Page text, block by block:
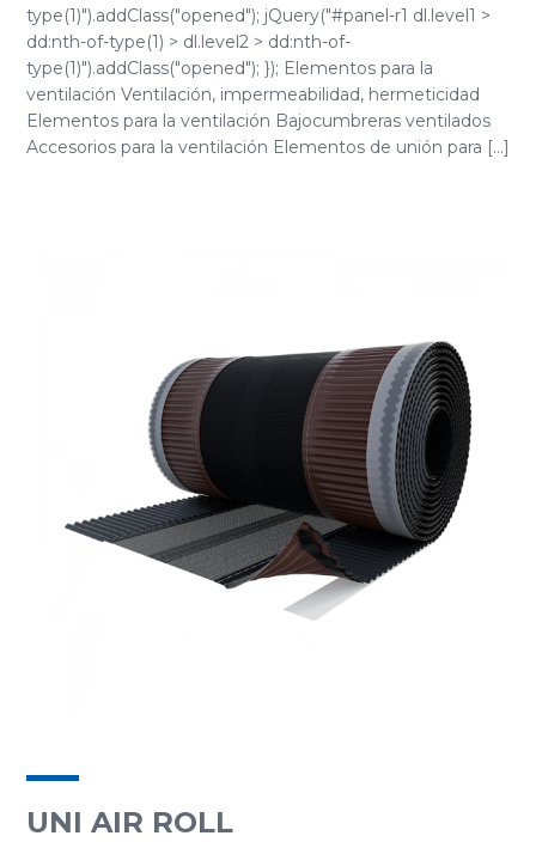
type(1)").addClass("opened"); jQuery("#panel-r1 dl.level1 >
dd:nth-of-type(1) > dl.level2 > dd:nth-of-
type(1)").addClass("opened"); }); Elementos para la
ventilación Ventilación, impermeabilidad, hermeticidad
Elementos para la ventilación Bajocumbreras ventilados
Accesorios para la ventilación Elementos de unión para [...]
UNI AIR ROLL